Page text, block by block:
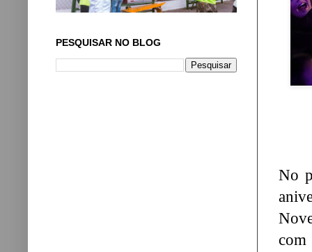
No
com
PESQUISAR NO BLOG